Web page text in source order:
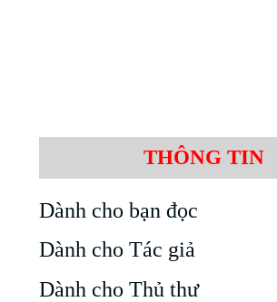
THÔNG TIN
Dành cho bạn đọc
Dành cho Tác giả
Dành cho Thủ thư